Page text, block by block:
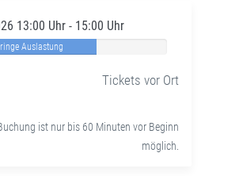
13:00 Uhr - 15:00 Uhr
Auslastung
Tickets vor Ort
ist nur bis 60 Minuten vor Beginn
möglich.